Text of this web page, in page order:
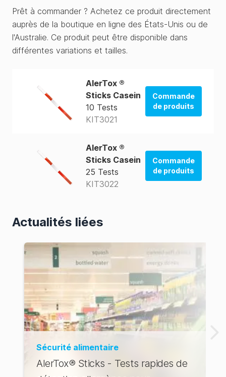
Prêt à commander ? Achetez ce produit directement
auprès de la boutique en ligne des États-Unis ou de
l'Australie. Ce produit peut être disponible dans
différentes variations et tailles.
AlerTox ®
Sticks Casein
10 Tests
KIT3021
Commande
de produits
d'Australie
AlerTox ®
Sticks Casein
25 Tests
KIT3022
Commande
de produits
Actualités liées
Sécurité alimentaire
AlerTox® Sticks - Tests rapides de